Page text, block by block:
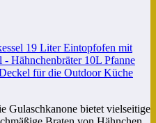
19 Liter Eintopfofen mit
Hähnchenbräter 10L Pfanne
für die Outdoor Küche
bietet vielseitige